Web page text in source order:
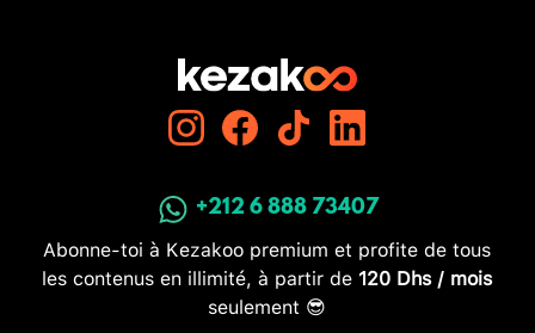
+212 6 888 73407
Abonne-toi à Kezakoo premium et profite de tous
les contenus en illimité, à partir de 120 Dhs / mois
seulement 😎